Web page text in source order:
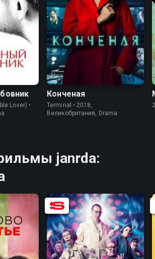
Lover) •
6.0
Конченая
Terminal • 2018,
Великобритания, Drama
janrda: